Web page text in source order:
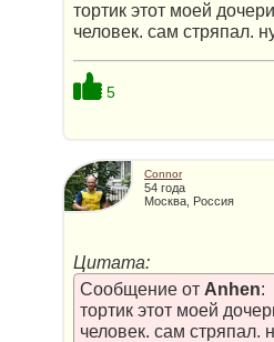
тортик этот моей
человек. сам стряпал.
5
Connor
54 года
Москва, Россия
Цитата:
Сообщение от Anhen:
тортик этот моей
человек. сам стряпал.